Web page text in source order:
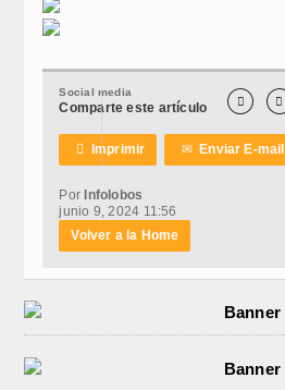
Social media
Comparte este artículo  
 Imprimir ✉Enviar E-mail
PorInfolobos
junio 9, 2024 11:56
Volver a la Home